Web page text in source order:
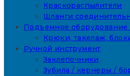
Краскораспылители
Шланги
Подъемное оборудование
Крюки, такелаж,
Ручной инструмент
Заклепочники
Зубила / кернеры /